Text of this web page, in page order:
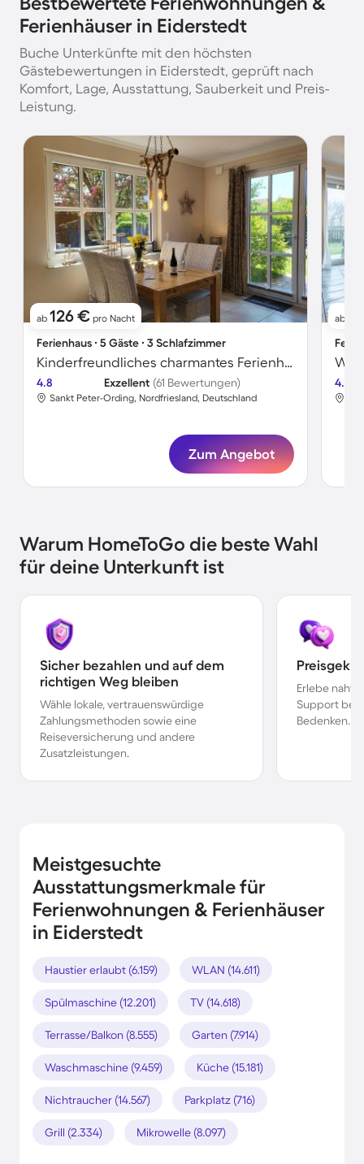
Ferienhäuser in Eiderstedt
Buche Unterkünfte mit den höchsten
Gästebewertungen in Eiderstedt, geprüft nach
Komfort, Lage, Ausstattung, Sauberkeit und Preis-
Leistung.
ab 126 € pro Nacht
Ferienhaus ∙ 5 Gäste ∙ 3 Schlafzimmer
Kinderfreundliches charmantes Ferienhaus mit Terrasse und Garten | Gartenblick | Haustiere sind willkommen
4.8 Exzellent (61 Bewertungen)
Sankt Peter-Ording, Nordfriesland, Deutschland
Zum Angebot
ab
4.7
Warum HomeToGo die beste Wahl
für deine Unterkunft ist
Sicher bezahlen und auf dem
richtigen Weg bleiben
Wähle lokale, vertrauenswürdige
Zahlungsmethoden sowie eine
Reiseversicherung und andere
Zusatzleistungen.
Erlebe
Support bei
Bedenken.
Meistgesuchte
Ausstattungsmerkmale für
Ferienwohnungen & Ferienhäuser
in Eiderstedt
Haustier erlaubt (6.159) WLAN (14.611)
Spülmaschine (12.201) TV (14.618)
Terrasse/Balkon (8.555) Garten (7.914)
Waschmaschine (9.459) Küche (15.181)
Nichtraucher (14.567) Parkplatz (716)
Grill (2.334) Mikrowelle (8.097)